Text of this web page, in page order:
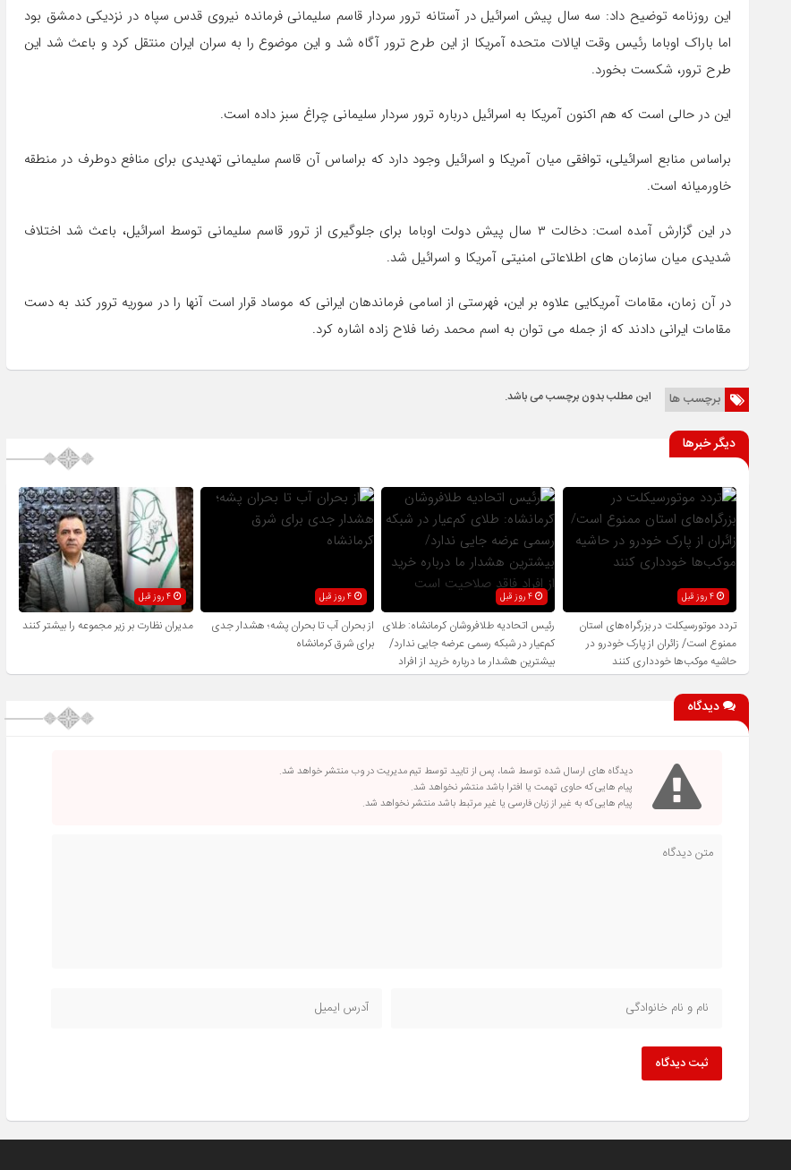
این روزنامه توضیح داد: سه سال پیش اسرائیل در آستانه ترور سردار قاسم سلیمانی فرمانده نیروی قدس سپاه در نزدیکی دمشق بود
اما باراک اوباما رئیس وقت ایالات متحده آمریکا از این طرح ترور آگاه شد و این موضوع را به سران ایران منتقل کرد و باعث شد این
طرح ترور، شکست بخورد.
این در حالی است که هم اکنون آمریکا به اسرائیل درباره ترور سردار سلیمانی چراغ سبز داده است.
براساس منابع اسرائیلی، توافقی میان آمریکا و اسرائیل وجود دارد که براساس آن قاسم سلیمانی تهدیدی برای منافع دوطرف در منطقه
خاورمیانه است.
در این گزارش آمده است: دخالت ۳ سال پیش دولت اوباما برای جلوگیری از ترور قاسم سلیمانی توسط اسرائیل، باعث شد اختلاف
شدیدی میان سازمان های اطلاعاتی امنیتی آمریکا و اسرائیل شد.
در آن زمان، مقامات آمریکایی علاوه بر این، فهرستی از اسامی فرماندهان ایرانی که موساد قرار است آنها را در سوریه ترور کند به دست
مقامات ایرانی دادند که از جمله می توان به اسم محمد رضا فلاح زاده اشاره کرد.
برچسب ها این مطلب بدون برچسب می باشد.
دیگر خبرها
4 روز قبل
تردد موتورسیکلت در بزرگراه‌های استان
ممنوع است/ زائران از پارک خودرو در
حاشیه موکب‌ها خودداری کنند
4 روز قبل
رئیس اتحادیه طلافروشان کرمانشاه: طلای
کم‌عیار در شبکه رسمی عرضه جایی ندارد/
بیشترین هشدار ما درباره خرید از افراد
فاقد صلاحیت است
4 روز قبل
از بحران آب تا بحران پشه؛ هشدار جدی
برای شرق کرمانشاه
4 روز قبل
مدیران نظارت بر زیر مجموعه را بیشتر کنند
دیدگاه
دیدگاه های ارسال شده توسط شما، پس از تایید توسط تیم مدیریت در وب منتشر خواهد شد.
پیام هایی که حاوی تهمت یا افترا باشد منتشر نخواهد شد.
پیام هایی که به غیر از زبان فارسی یا غیر مرتبط باشد منتشر نخواهد شد.
ثبت دیدگاه